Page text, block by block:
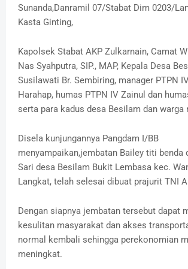
Sunanda,Danramil 07/Stabat Dim 0203/
Kasta Ginting,
Kapolsek Stabat AKP Zulkarnain, Camat
Nas Syahputra, SIP., MAP, Kepala Desa
Susilawati Br. Sembiring, manager PTPN
Harahap, humas PTPN IV Zainul dan
serta para kadus desa Besilam dan warga
Disela kunjungannya Pangdam I/BB
menyampaikan,jembatan Bailey titi benda
Sari desa Besilam Bukit Lembasa kec.
Langkat, telah selesai dibuat prajurit TNI
Dengan siapnya jembatan tersebut dapat
kesulitan masyarakat dan akses
normal kembali sehingga perekonomian
meningkat.